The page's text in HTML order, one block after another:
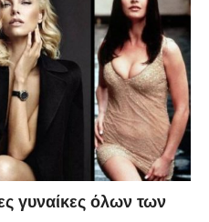
γυναίκες όλων των